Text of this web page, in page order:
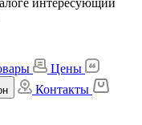
Цены
Контакты